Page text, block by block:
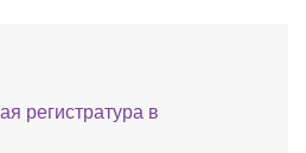
регистратура в